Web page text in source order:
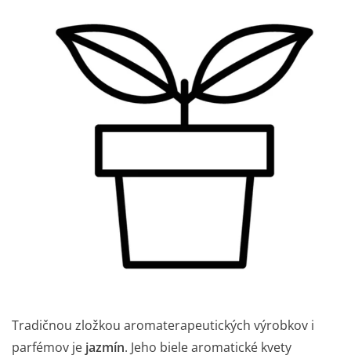
Tradičnou zložkou aromaterapeutických výrobkov i
parfémov je jazmín. Jeho biele aromatické kvety